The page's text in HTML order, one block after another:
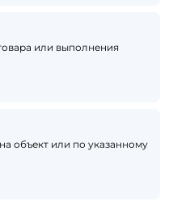
или выполнения
объект или по указанному